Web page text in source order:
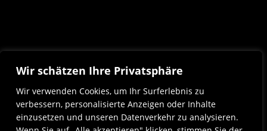
Wir schätzen Ihre Privatsphäre
Wir verwenden Cookies, um Ihr Surferlebnis zu
verbessern, personalisierte Anzeigen oder Inhalte
einzusetzen und unseren Datenverkehr zu analysieren.